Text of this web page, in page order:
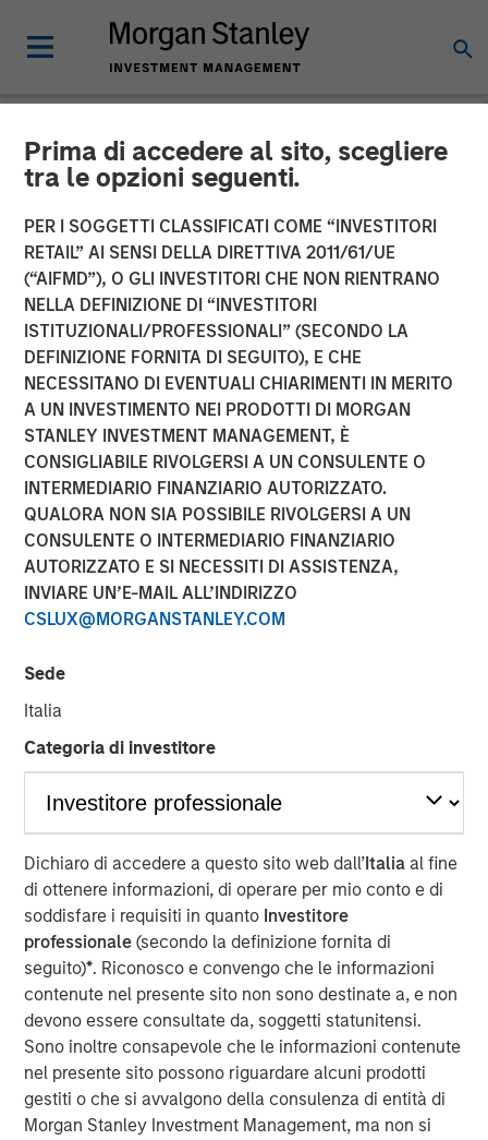
Prima di accedere al sito, scegliere
tra le opzioni seguenti.
PER I SOGGETTI CLASSIFICATI COME “INVESTITORI
RETAIL” AI SENSI DELLA DIRETTIVA 2011/61/UE
(“AIFMD”), O GLI INVESTITORI CHE NON RIENTRANO
NELLA DEFINIZIONE DI “INVESTITORI
ISTITUZIONALI/PROFESSIONALI” (SECONDO LA
DEFINIZIONE FORNITA DI SEGUITO), E CHE
NECESSITANO DI EVENTUALI CHIARIMENTI IN MERITO
A UN INVESTIMENTO NEI PRODOTTI DI MORGAN
STANLEY INVESTMENT MANAGEMENT, È
CONSIGLIABILE RIVOLGERSI A UN CONSULENTE O
INTERMEDIARIO FINANZIARIO AUTORIZZATO.
QUALORA NON SIA POSSIBILE RIVOLGERSI A UN
CONSULENTE O INTERMEDIARIO FINANZIARIO
AUTORIZZATO E SI NECESSITI DI ASSISTENZA,
INVIARE UN’E-MAIL ALL’INDIRIZZO
CSLUX@MORGANSTANLEY.COM
Sede
Italia
Categoria di investitore
Dichiaro di accedere a questo sito web dall’Italia al fine
di ottenere informazioni, di operare per mio conto e di
soddisfare i requisiti in quanto Investitore
professionale(secondo la definizione fornita di
seguito)*. Riconosco e convengo che le informazioni
contenute nel presente sito non sono destinate a, e non
devono essere consultate da, soggetti statunitensi.
Sono inoltre consapevole che le informazioni contenute
nel presente sito possono riguardare alcuni prodotti
gestiti o che si avvalgono della consulenza di entità di
Morgan Stanley Investment Management, ma non si
NEWSROOM
Presidio Petroleum Closes
Inaugural Issuance of Asset
Backed Securities
04 AGOSTO 2021
FORT WORTH, TX — August 4, 2021 8:00 AM EDT
Presidio Investment Holdings LLC ("Presidio Petroleum",
"Presidio", or the "Company"), a portfolio company of
Morgan Stanley Energy Partners, announced today that it
securities (the "Notes") in a private placement transaction
Notes are the largest single issuance of asset backed
securities by an energy producer, the first such issuance
to a syndicate of Note purchasers, and include two
investment grade rated tranches. The Company plans to
use the net proceeds of the issuance to accelerate its
region of the United States and recapitalize its balance
sheet.
Presidio was established as a differentiated oil and gas
operator focused on the optimization of mature,
producing oil and natural gas assets in the United States.
Without drilling new wells, Presidio has achieved
significant scale, growing to 38,000 boe/d of net
production under management since the start of its
partnership with Morgan Stanley Energy Partners.
Presidio has consistently and successfully executed on